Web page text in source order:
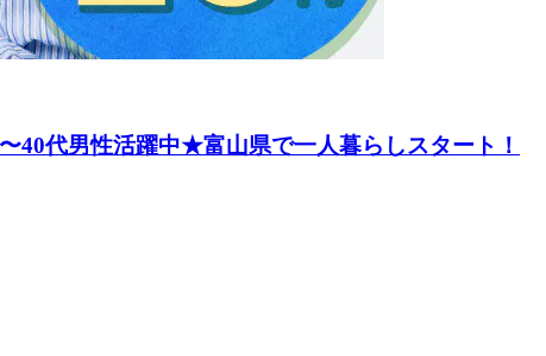
40代男性活躍中★富山県で一人暮らしスタート！